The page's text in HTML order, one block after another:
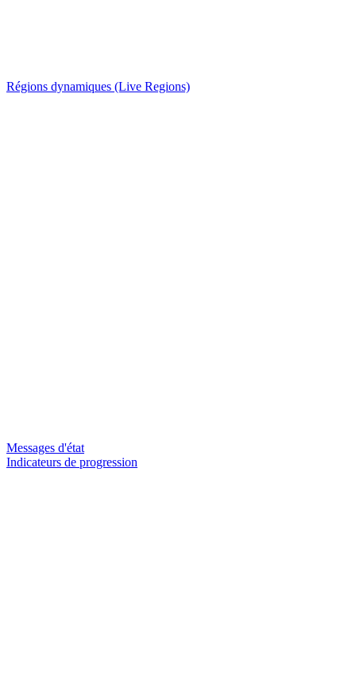
Régions dynamiques (Live Regions)
Messages d'état
Indicateurs de progression